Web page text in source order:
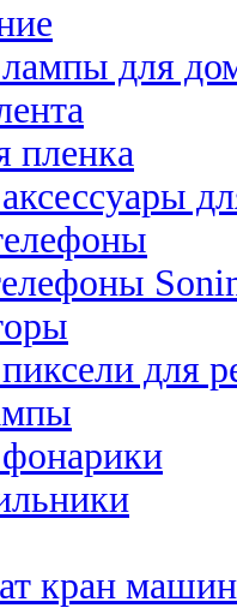
для
пленка
для
кран